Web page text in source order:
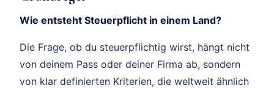
Wie entsteht Steuerpflicht in einem Land?
Die Frage, ob du steuerpflichtig wirst, hängt nicht
von deinem Pass oder deiner Firma ab, sondern
von klar definierten Kriterien, die weltweit ähnlich